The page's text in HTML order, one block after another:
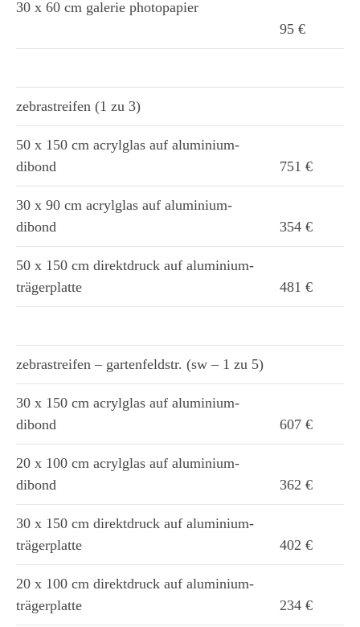
30 x 60 cm galerie photopapier
95 €
zebrastreifen (1 zu 3)
50 x 150 cm acrylglas auf aluminium-
dibond
751 €
30 x 90 cm acrylglas auf aluminium-
dibond
354 €
50 x 150 cm direktdruck auf aluminium-
trägerplatte
481 €
zebrastreifen – gartenfeldstr. (sw – 1 zu 5)
30 x 150 cm acrylglas auf aluminium-
dibond
607 €
20 x 100 cm acrylglas auf aluminium-
dibond
362 €
30 x 150 cm direktdruck auf aluminium-
trägerplatte
402 €
20 x 100 cm direktdruck auf aluminium-
trägerplatte
234 €